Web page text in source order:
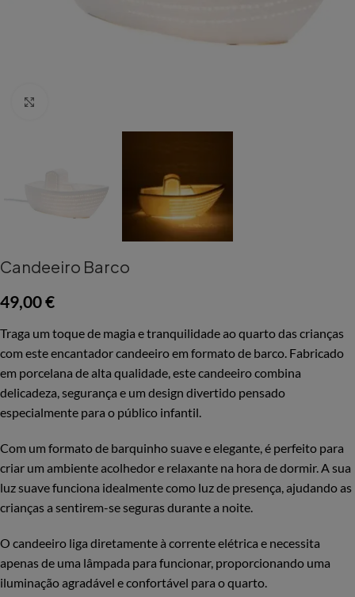
Candeeiro Barco
49,00€
Traga um toque de magia e tranquilidade ao quarto das crianças
com este encantador candeeiro em formato de barco. Fabricado
em porcelana de alta qualidade, este candeeiro combina
delicadeza, segurança e um design divertido pensado
especialmente para o público infantil.
Com um formato de barquinho suave e elegante, é perfeito para
criar um ambiente acolhedor e relaxante na hora de dormir. A sua
luz suave funciona idealmente como luz de presença, ajudando as
crianças a sentirem-se seguras durante a noite.
O candeeiro liga diretamente à corrente elétrica e necessita
apenas de uma lâmpada para funcionar, proporcionando uma
iluminação agradável e confortável para o quarto.